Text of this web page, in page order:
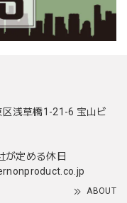
浅草橋1-21-6 宝山ビ
が定める休日
ABOUT